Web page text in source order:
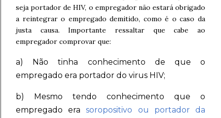
seja portador de HIV, o empregador não estará obrigado
a reintegrar o empregado demitido, como é o caso da
justa causa. Importante ressaltar que cabe ao
empregador comprovar que:
a) Não tinha conhecimento de que o
empregado era portador do virus HIV;
b) Mesmo tendo conhecimento que o
empregado erasoropositivo ou portador da